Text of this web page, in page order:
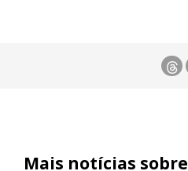
Mais notícias sobre